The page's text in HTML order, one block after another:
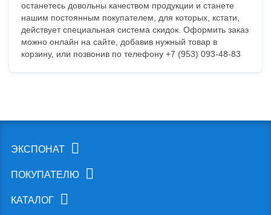
останетесь довольны качеством продукции и станете
нашим постоянным покупателем, для которых, кстати,
действует специальная система скидок. Оформить заказ
можно онлайн на сайте, добавив нужный товар в
корзину, или позвонив по телефону +7 (953) 093-48-83
ЭКСПОНАТ
ПОКУПАТЕЛЮ
КАТАЛОГ